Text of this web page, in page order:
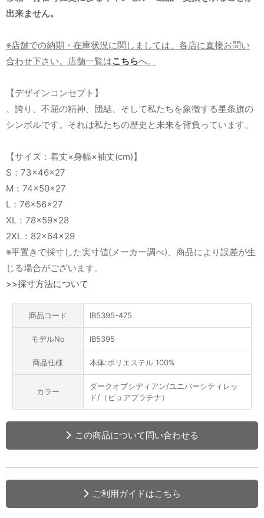
出来ません。
※店舗での納期・在庫状況に関しましては、各店に直接お問い
合わせ下さい。店舗一覧はこちらへ。
【デザインコンセプト】
、誇り、不屈の精神、団結、そして私たちを象徴する星条旗の
シンボルです。それは私たちの歴史と未来を背負っています。
【サイズ：着丈×身幅×袖丈(cm)】
S：73×46×27
M：74×50×27
L：76×56×27
XL：78×59×28
2XL：82×64×29
※平置きで採寸した実寸値(メーカー調べ)、商品により誤差が生
じる場合がございます。
>>採寸方法について
商品コード IB5395-475
モデルNo IB5395
商品仕様 本体:ポリエステル 100%
カラー
ダークオブシディアン/ユニバーシティレッ
ド/（ピュアプラチナ）
この商品について問い合わせる
ご利用ガイドはこちら